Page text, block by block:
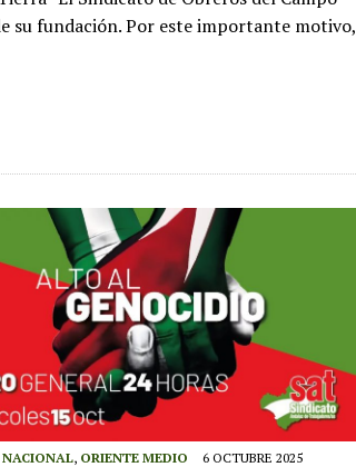
su fundación. Por este importante motivo,
NACIONAL, ORIENTE MEDIO 6 OCTUBRE 2025